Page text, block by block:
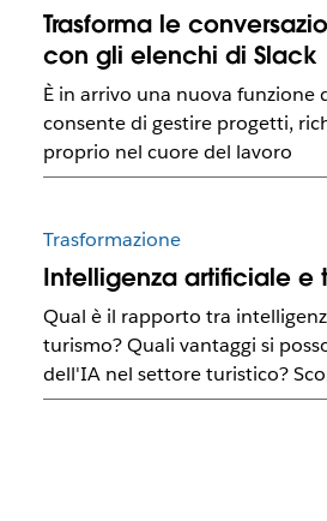
Trasforma le
con gli elenchi di Slack
È in arrivo una nuova funzione
consente di gestire progetti,
proprio nel cuore del lavoro
Trasformazione
Intelligenza artificiale e
Qual è il rapporto tra
turismo? Quali vantaggi si
dell'IA nel settore turistico?